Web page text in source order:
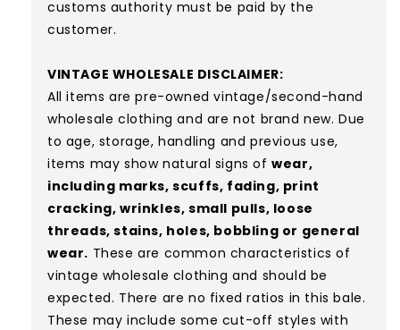
customs authority must be paid by the
customer.
VINTAGE WHOLESALE DISCLAIMER:
All items are pre-owned vintage/second-hand
wholesale clothing and are not brand new. Due
to age, storage, handling and previous use,
items may show natural signs ofwear,
including marks, scuffs, fading, print
cracking, wrinkles, small pulls, loose
threads, stains, holes, bobbling or general
wear. These are common characteristics of
vintage wholesale clothing and should be
expected. There are no fixed ratios in this bale.
These may include some cut-off styles with